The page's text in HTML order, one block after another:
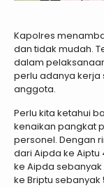
Kapolres
dan tidak mudah.
dalam
perlu adanya kerja
anggota.
Perlu kita ketahui
kenaikan pangkat
personel. Dengan
dari Aipda ke Aiptu
ke Aipda sebanyak
ke Briptu sebanyak